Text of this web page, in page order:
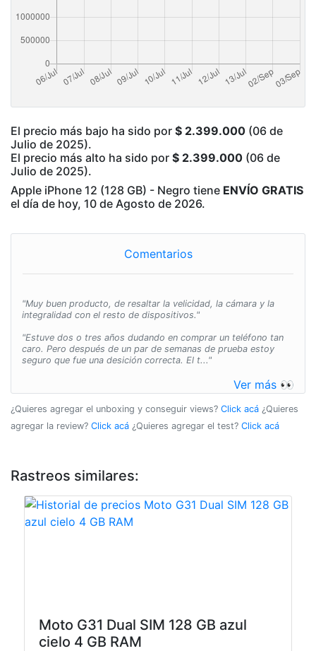
El precio más bajo ha sido por $ 2.399.000 (06 de
Julio de 2025).
El precio más alto ha sido por $ 2.399.000 (06 de
Julio de 2025).
Apple iPhone 12 (128 GB) - Negro tiene ENVÍO GRATIS
el día de hoy, 10 de Agosto de 2026.
Comentarios
"Muy buen producto, de resaltar la velicidad, la cámara y la
integralidad con el resto de dispositivos."
"Estuve dos o tres años dudando en comprar un teléfono tan
caro. Pero después de un par de semanas de prueba estoy
seguro que fue una desición correcta. El t..."
Ver más 👀
¿Quieres agregar el unboxing y conseguir views? Click acá ¿Quieres
agregar la review? Click acá ¿Quieres agregar el test? Click acá
Rastreos similares:
Moto G31 Dual SIM 128 GB azul
cielo 4 GB RAM